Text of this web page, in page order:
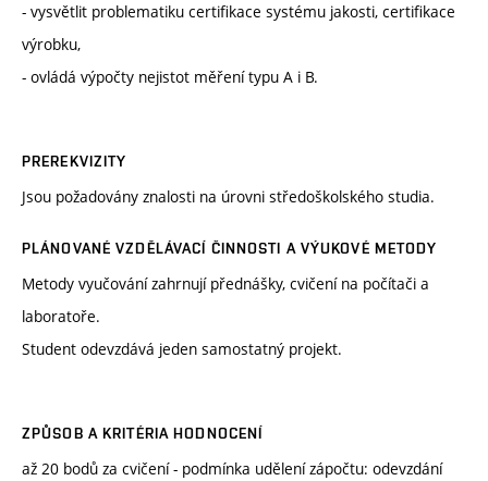
- vysvětlit problematiku certifikace systému jakosti, certifikace
výrobku,
- ovládá výpočty nejistot měření typu A i B.
PREREKVIZITY
Jsou požadovány znalosti na úrovni středoškolského studia.
PLÁNOVANÉ VZDĚLÁVACÍ ČINNOSTI A VÝUKOVÉ METODY
Metody vyučování zahrnují přednášky, cvičení na počítači a
laboratoře.
Student odevzdává jeden samostatný projekt.
ZPŮSOB A KRITÉRIA HODNOCENÍ
až 20 bodů za cvičení - podmínka udělení zápočtu: odevzdání